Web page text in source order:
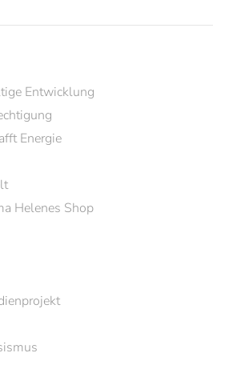
Entwicklung
Energie
Helenes Shop